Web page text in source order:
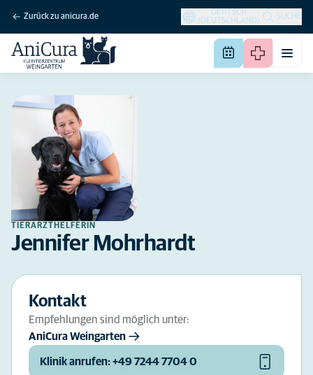
Zurück zu anicura.de
DEUTSCH
(DEUTSCHLAND)
SUCHE
TIERARZTHELFERIN
Jennifer Mohrhardt
Kontakt
Empfehlungen sind möglich unter:
AniCura Weingarten
Klinik anrufen: +49 7244 7704 0